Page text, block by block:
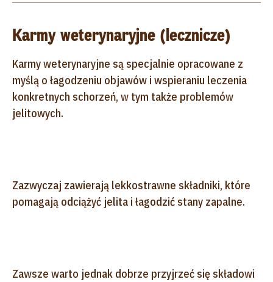
Karmy weterynaryjne (lecznicze)
Karmy weterynaryjne są specjalnie opracowane z
myślą o łagodzeniu objawów i wspieraniu leczenia
konkretnych schorzeń, w tym także problemów
jelitowych.
Zazwyczaj zawierają lekkostrawne składniki, które
pomagają odciążyć jelita i łagodzić stany zapalne.
Zawsze warto jednak dobrze przyjrzeć się składowi